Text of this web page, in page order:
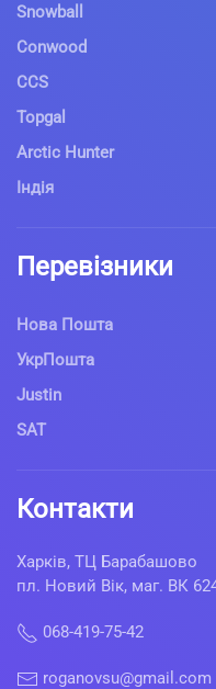
Snowball
Conwood
CCS
Topgal
Arctic Hunter
Індія
Перевізники
Нова Пошта
УкрПошта
Justin
SAT
Контакти
Харків, ТЦ Барабашово
пл. Новий Вік, маг. ВК
068-419-75-42
roganovsu@gmail.com